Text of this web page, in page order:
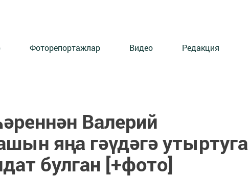
Фоторепортажлар Видео Редакция
Валерий
яңа гәүдәгә утыртуга
булган [+фото]